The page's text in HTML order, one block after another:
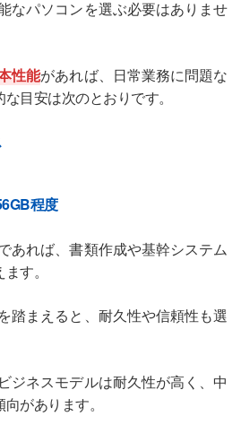
なパソコンを選ぶ必要はありませ
性能があれば、日常業務に問題な
目安は次のとおりです。
程度
あれば、書類作成や基幹システム
す。
踏まえると、耐久性や信頼性も選
ジネスモデルは耐久性が高く、中
があります。